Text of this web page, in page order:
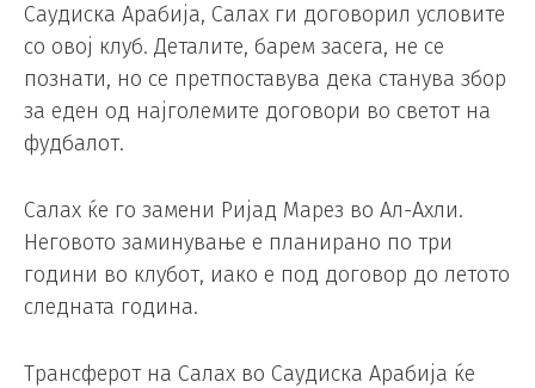
Саудиска Арабија, Салах ги договорил условите
со овој клуб. Деталите, барем засега, не се
познати, но се претпоставува дека станува збор
за еден од најголемите договори во светот на
фудбалот.
Салах ќе го замени Ријад Марез во Ал-Ахли.
Неговото заминување е планирано по три
години во клубот, иако е под договор до летото
следната година.
Трансферот на Салах во Саудиска Арабија ќе